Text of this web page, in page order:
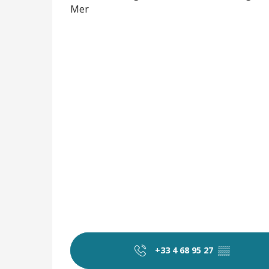
Mer
+33 4 68 95 27 ▒▒